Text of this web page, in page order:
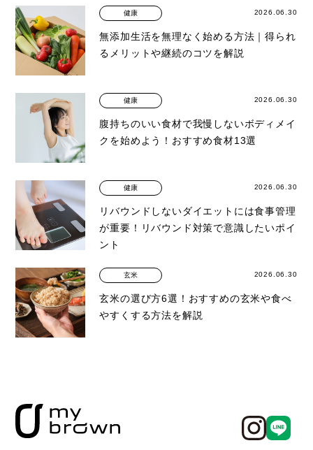
健康 2026.06.30
無添加生活を無理なく始める方法｜得られ
るメリットや継続のコツを解説
健康 2026.06.30
腹持ちのいい食材で我慢しないボディメイ
クを始めよう！おすすめ食材13選
健康 2026.06.30
リバウンドしないダイエットには食事管理
が重要！リバウンド対策で意識したいポイ
ント
玄米 2026.06.30
玄米の選び方6選！おすすめの玄米や食べ
やすくする方法を解説